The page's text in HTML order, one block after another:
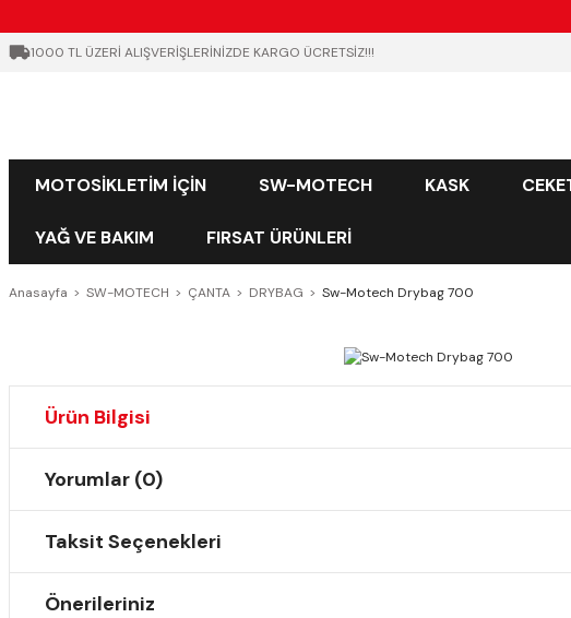
1000 TL ÜZERİ ALIŞVERİŞLERİNİZDE KARGO ÜCRETSİZ!!!
MOTOSİKLETİM İÇİN SW-MOTECH KASK
YAĞ VE BAKIM FIRSAT ÜRÜNLERİ
Anasayfa SW-MOTECH ÇANTA DRYBAG Sw-Motech Drybag 700
Ürün Bilgisi
Yorumlar (0)
Taksit Seçenekleri
Önerileriniz